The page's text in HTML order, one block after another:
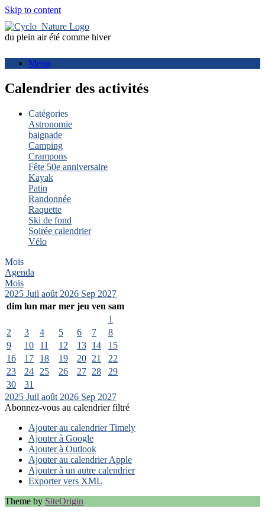
Skip to content
du plein air été comme hiver
Menu
Calendrier des activités
Catégories
Astronomie
baignade
Camping
Crampons
Fête 50e anniversaire
Kayak
Patin
Randonnée
Raquette
Ski de fond
Soirée calendrier
Vélo
Mois
Agenda
Mois
2025 Juil août 2026 Sep 2027
dim lun mar mer jeu ven sam
1
2
3 4 5 6 7
8
9
10 11 12 13 14
15
16
17 18 19 20 21
22
23
24 25 26 27 28
29
30
31
2025 Juil août 2026 Sep 2027
Abonnez-vous au calendrier filtré
Ajouter au calendrier Timely
Ajouter à Google
Ajouter à Outlook
Ajouter au calendrier Apple
Ajouter à un autre calendrier
Exporter vers XML
Theme by SiteOrigin